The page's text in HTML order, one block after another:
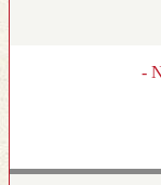
-